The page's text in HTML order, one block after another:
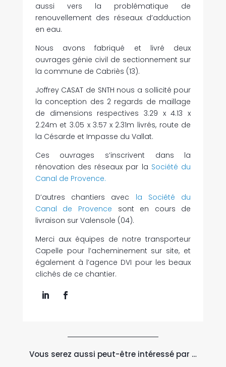
aussi vers la problématique de
renouvellement des réseaux d’adduction
en eau.
Nous avons fabriqué et livré deux
ouvrages génie civil de sectionnement sur
la commune de Cabriès (13).
Joffrey CASAT de SNTH nous a sollicité pour
la conception des 2 regards de maillage
de dimensions respectives 3.29 x 4.13 x
2.24m et 3.05 x 3.57 x 2.31m livrés, route de
la Césarde et Impasse du Vallat.
Ces ouvrages s’inscrivent dans la
rénovation des réseaux par la Société du
Canal de Provence.
D’autres chantiers avec la Société du
Canal de Provence sont en cours de
livraison sur Valensole (04).
Merci aux équipes de notre transporteur
Capelle pour l’acheminement sur site, et
également à l’agence DVI pour les beaux
clichés de ce chantier.
Vous serez aussi peut-être intéressé par …